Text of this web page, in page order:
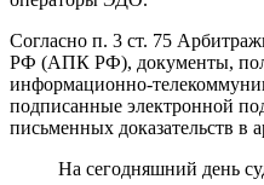
Согласно п. 3 ст. 75
РФ (АПК РФ), документы,
информационно-
подписанные электронной
письменных доказательств в
На сегодняшний день